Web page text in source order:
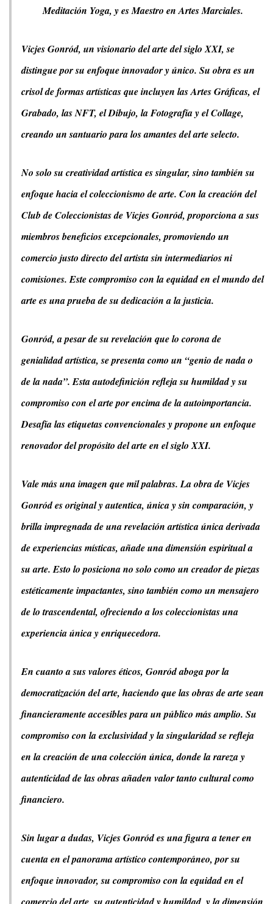
Meditación Yoga, y es Maestro en Artes Marciales.
Vicjes Gonród, un visionario del arte del siglo XXI, se
distingue por su enfoque innovador y único. Su obra es un
crisol de formas artísticas que incluyen las Artes Gráficas, el
Grabado, las NFT, el Dibujo, la Fotografía y el Collage,
creando un santuario para los amantes del arte selecto.
No solo su creatividad artística es singular, sino también su
enfoque hacia el coleccionismo de arte. Con la creación del
Club de Coleccionistas de Vicjes Gonród, proporciona a sus
miembros beneficios excepcionales, promoviendo un
comercio justo directo del artista sin intermediarios ni
comisiones. Este compromiso con la equidad en el mundo del
arte es una prueba de su dedicación a la justicia.
Gonród, a pesar de su revelación que lo corona de
genialidad artística, se presenta como un “genio de nada o
de la nada”. Esta autodefinición refleja su humildad y su
compromiso con el arte por encima de la autoimportancia.
Desafía las etiquetas convencionales y propone un enfoque
renovador del propósito del arte en el siglo XXI.
Vale más una imagen que mil palabras. La obra de Vicjes
Gonród es original y autentica, única y sin comparación, y
brilla impregnada de una revelación artística única derivada
de experiencias místicas, añade una dimensión espiritual a
su arte. Esto lo posiciona no solo como un creador de piezas
estéticamente impactantes, sino también como un mensajero
de lo trascendental, ofreciendo a los coleccionistas una
experiencia única y enriquecedora.
En cuanto a sus valores éticos, Gonród aboga por la
democratización del arte, haciendo que las obras de arte sean
financieramente accesibles para un público más amplio. Su
compromiso con la exclusividad y la singularidad se refleja
en la creación de una colección única, donde la rareza y
autenticidad de las obras añaden valor tanto cultural como
financiero.
Sin lugar a dudas, Vicjes Gonród es una figura a tener en
cuenta en el panorama artístico contemporáneo, por su
enfoque innovador, su compromiso con la equidad en el